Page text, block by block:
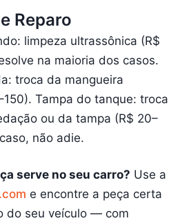
Reparo
limpeza ultrassônica (R$
na maioria dos casos.
troca da mangueira
Tampa do tanque: troca
ou da tampa (R$ 20–
não adie.
serve no seu carro? Use a
e encontre a peça certa
do seu veículo — com